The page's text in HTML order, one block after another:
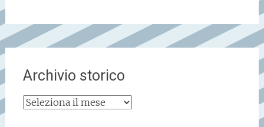
Archivio storico
Archivio